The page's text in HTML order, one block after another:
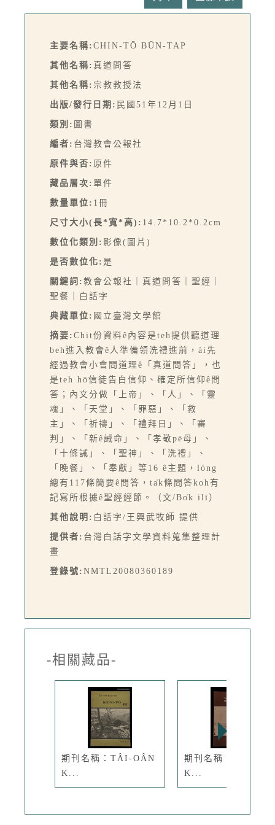
主要名稱: CHIN-TŌ BŪN-TAP
其他名稱: 真道問答
其他名稱: 宗教教授法
出版/發行日期: 民國51年12月1日
類別: 圖書
編者: 台灣教會公報社
原件與否: 原件
藏品層次: 單件
數量單位: 1冊
尺寸大小(長*寬*高): 14.7*10.2*0.2cm
數位化類別: 影像(圖片)
是否數位化: 是
關鍵詞: 教會公報社｜真道問答｜聖經｜
聖餐｜白話字
典藏單位: 國立臺灣文學館
摘要: Chit份資料ê內容是teh提供聽道理
beh進入教會ê人準備領洗禮進前，ài先
經過教會小會問道理ê「真道問答」，也
是teh hō͘信徒告白信仰、確定所信仰ê問
答；內文分做「上帝」、「人」、「靈
魂」、「天堂」、「罪惡」、「救
主」、「祈禱」、「禮拜日」、「審
判」、「新ê誡命」、「孝敬pē母」、
「十條誡」、「聖神」、「洗禮」、
「晚餐」、「奉獻」等16 ê主題，lóng
總有117條簡要ê問答，ta̍k條問答koh有
記寫所根據ê聖經經節。（文/Bo̍k ilī）
其他說明: 白話字/王興武牧師 提供
提供者: 台灣白話字文學資料蒐集整理計
畫
登錄號: NMTL20080360189
-相關藏品-
期刊名稱：TÂI-OÂN
K...
期刊名稱：TÂI-
K...